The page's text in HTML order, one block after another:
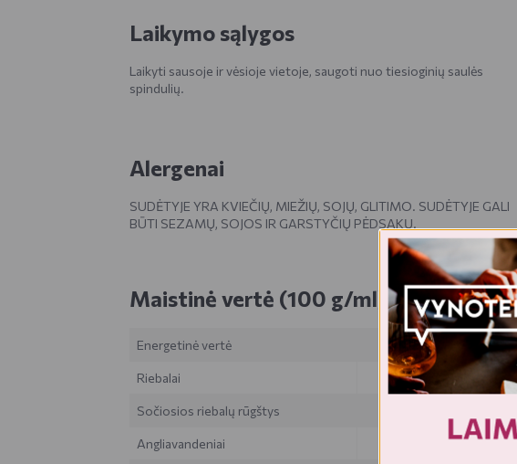
Laikymo sąlygos
Laikyti sausoje ir vėsioje vietoje, saugoti nuo tiesioginių saulės
spindulių.
Alergenai
SUDĖTYJE YRA KVIEČIŲ, MIEŽIŲ, SOJŲ, GLITIMO. SUDĖTYJE GALI
BŪTI SEZAMŲ, SOJOS IR GARSTYČIŲ PĖDSAKŲ.
Maistinė vertė (100 g/ml)
Energetinė vertė 1812 kJ 430 Kcal
Riebalai 12 gr
Sočiosios riebalų rūgštys
Angliavandeniai 70 gr